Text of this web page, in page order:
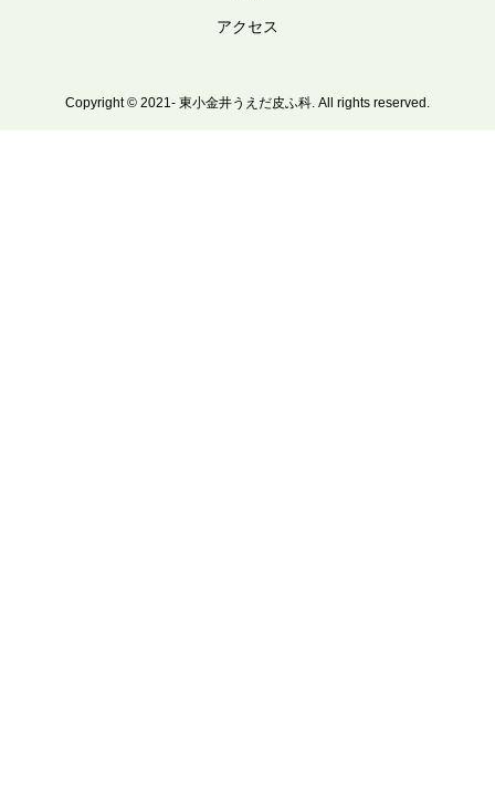
アクセス
Copyright © 2021- 東小金井うえだ皮ふ科. All rights reserved.